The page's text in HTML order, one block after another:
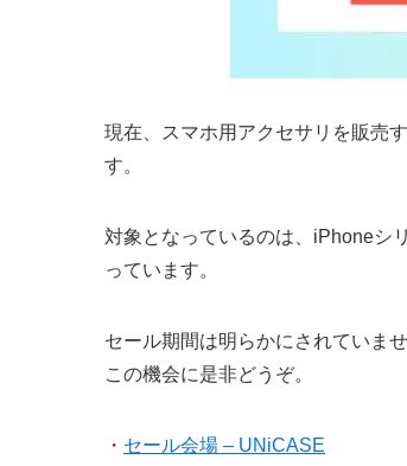
現在、スマホ用アクセサリを販売
す。
対象となっているのは、iPhoneシ
っています。
セール期間は明らかにされていま
この機会に是非どうぞ。
・ セール会場 – UNiCASE